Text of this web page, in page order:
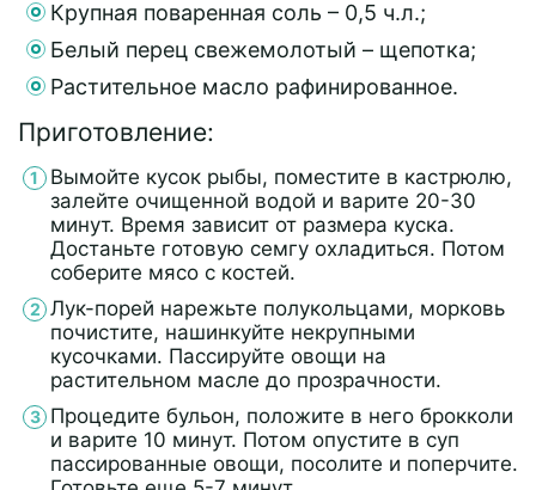
Крупная поваренная соль – 0,5 ч.л.;
Белый перец свежемолотый – щепотка;
Растительное масло рафинированное.
Приготовление:
Вымойте кусок рыбы, поместите в кастрюлю,
залейте очищенной водой и варите 20-30
минут. Время зависит от размера куска.
Достаньте готовую семгу охладиться. Потом
соберите мясо с костей.
Лук-порей нарежьте полукольцами, морковь
почистите, нашинкуйте некрупными
кусочками. Пассируйте овощи на
растительном масле до прозрачности.
Процедите бульон, положите в него брокколи
и варите 10 минут. Потом опустите в суп
пассированные овощи, посолите и поперчите.